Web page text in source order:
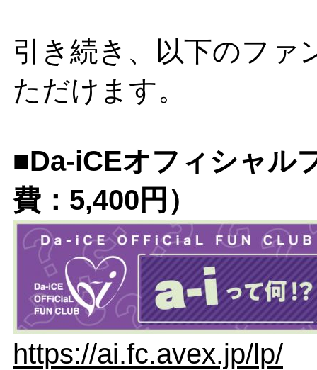
引き続き、以下のファ
ただけます。
■Da-iCEオフィシャル
費：5,400円）
https://ai.fc.avex.jp/lp/